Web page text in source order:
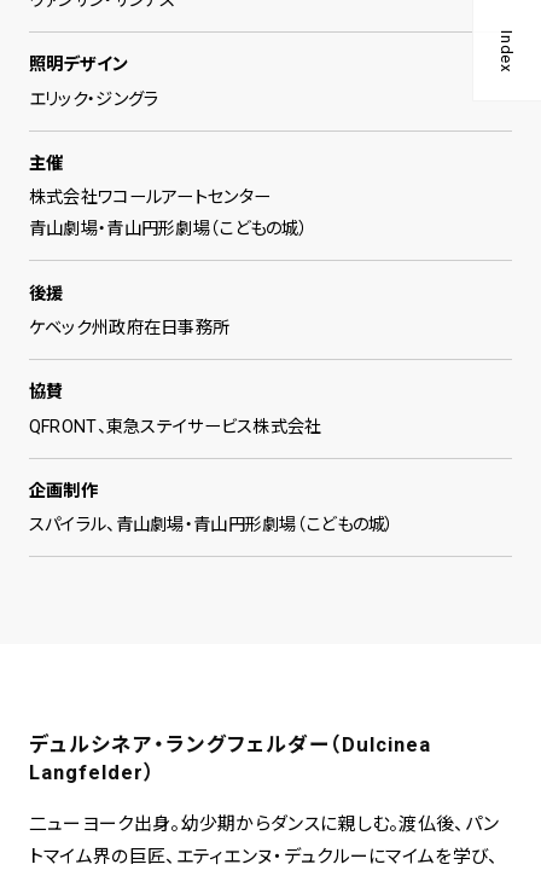
Index
照明デザイン
エリック・ジングラ
主催
株式会社ワコールアートセンター
青山劇場・青山円形劇場（こどもの城）
後援
ケベック州政府在日事務所
協賛
QFRONT、東急ステイサービス株式会社
企画制作
スパイラル、青山劇場・青山円形劇場（こどもの城）
デュルシネア・ラングフェルダー（Dulcinea
Langfelder）
二ューヨーク出身。幼少期からダンスに親しむ。渡仏後、パン
トマイム界の巨匠、エティエンヌ・デュクルーにマイムを学び、